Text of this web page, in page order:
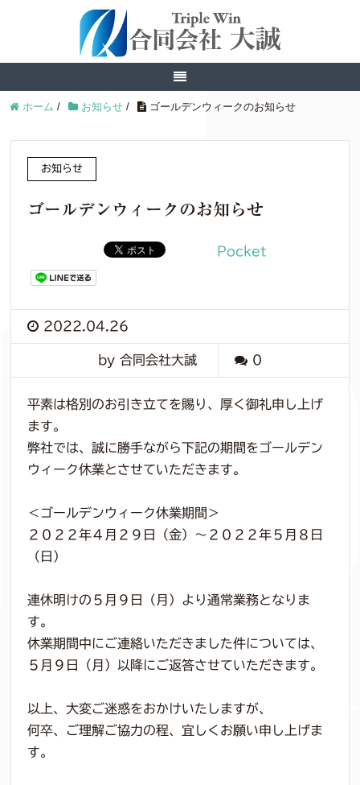
ホーム / お知らせ / ゴールデンウィークのお知らせ
お知らせ
ゴールデンウィークのお知らせ
Pocket
2022.04.26
by 合同会社大誠 0
平素は格別のお引き立てを賜り、厚く御礼申し上げ
ます。
弊社では、誠に勝手ながら下記の期間をゴールデン
ウィーク休業とさせていただきます。
＜ゴールデンウィーク休業期間＞
２０２２年４月２９日（金）～２０２２年５月８日
（日）
連休明けの５月９日（月）より通常業務となりま
す。
休業期間中にご連絡いただきました件については、
５月９日（月）以降にご返答させていただきます。
以上、大変ご迷惑をおかけいたしますが、
何卒、ご理解ご協力の程、宜しくお願い申し上げま
す。